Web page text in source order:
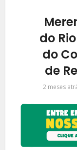
do
do
de
2 meses